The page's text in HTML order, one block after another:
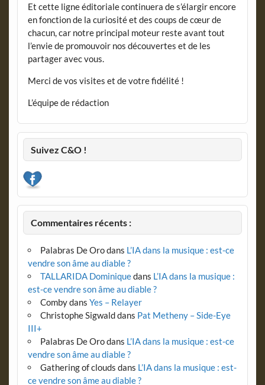
Et cette ligne éditoriale continuera de s’élargir encore
en fonction de la curiosité et des coups de cœur de
chacun, car notre principal moteur reste avant tout
l’envie de promouvoir nos découvertes et de les
partager avec vous.
Merci de vos visites et de votre fidélité !
L’équipe de rédaction
Suivez C&O !
Commentaires récents :
Palabras De Orodans L’IA dans la musique : est-ce
vendre son âme au diable ?
TALLARIDA Dominiquedans L’IA dans la musique :
est-ce vendre son âme au diable ?
Combydans Yes – Relayer
Christophe Sigwalddans Pat Metheny – Side-Eye
III+
Palabras De Orodans L’IA dans la musique : est-ce
vendre son âme au diable ?
Gathering of clouds dans L’IA dans la musique : est-
ce vendre son âme au diable ?